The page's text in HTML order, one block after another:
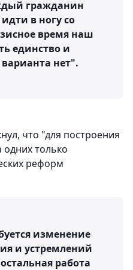
гражданин
в ногу со
время наш
единство и
нет".
что "для построения
одних только
реформ
изменение
и устремлений
работа